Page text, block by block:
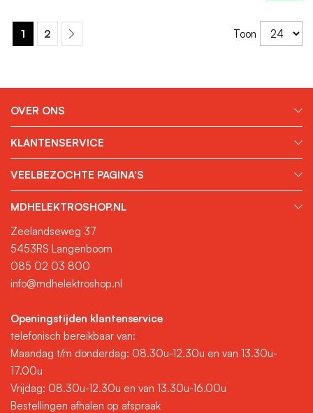
1 2 Toon
OVER ONS
KLANTENSERVICE
VEELBEZOCHTE PAGINA'S
MDHELEKTROSHOP.NL
Zeelandseweg 37
5453RS Langenboom
085 02 03 800
info@mdhelektroshop.nl
Openingstijden klantenservice
telefonisch bereikbaar van:
Maandag t/m donderdag: 08.30u-12.30u en van 13.30u-
17.00u
Vrijdag: 08.30u-12.30u en van 13.30u-16.00u
Bestellingen afhalen op afspraak